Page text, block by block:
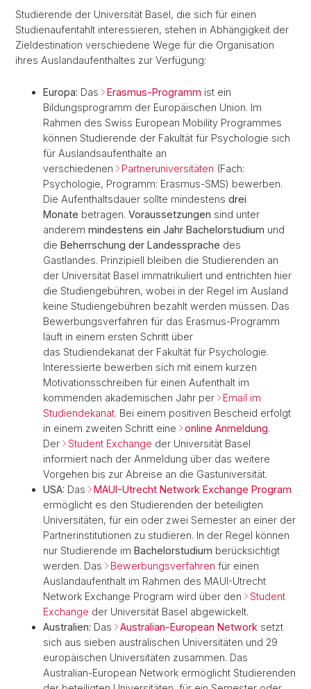
Studierende der Universität Basel, die sich für einen
Studienaufentahlt interessieren, stehen in Abhängigkeit der
Zieldestination verschiedene Wege für die Organisation
ihres Auslandaufenthaltes zur Verfügung:
Europa: Das Erasmus-Programm ist ein
Bildungsprogramm der Europäischen Union. Im
Rahmen des Swiss European Mobility Programmes
können Studierende der Fakultät für Psychologie sich
für Auslandsaufenthalte an
verschiedenen
Partneruniversitäten (Fach:
Psychologie, Programm: Erasmus-SMS) bewerben.
Die Aufenthaltsdauer sollte mindestens drei
Monate betragen. Voraussetzungen sind unter
anderem mindestens ein Jahr Bachelorstudium und
die Beherrschung der Landessprache des
Gastlandes. Prinzipiell bleiben die Studierenden an
der Universität Basel immatrikuliert und entrichten hier
die Studiengebühren, wobei in der Regel im Ausland
keine Studiengebühren bezahlt werden müssen. Das
Bewerbungsverfahren für das Erasmus-Programm
läuft in einem ersten Schritt über
das Studiendekanat der Fakultät für Psychologie.
Interessierte bewerben sich mit einem kurzen
Motivationsschreiben für einen Aufenthalt im
kommenden akademischen Jahr per
Email im
Studiendekanat. Bei einem positiven Bescheid erfolgt
in einem zweiten Schritt eine
online Anmeldung.
Der
Student Exchange der Universität Basel
informiert nach der Anmeldung über das weitere
Vorgehen bis zur Abreise an die Gastuniversität.
USA: Das
MAUI-Utrecht Network Exchange Program
ermöglicht es den Studierenden der beteiligten
Universitäten, für ein oder zwei Semester an einer der
Partnerinstitutionen zu studieren. In der Regel können
nur Studierende im Bachelorstudium berücksichtigt
werden. Das
Bewerbungsverfahren für einen
Auslandaufenthalt im Rahmen des MAUI-Utrecht
Network Exchange Program wird über den
Student
Exchange der Universität Basel abgewickelt.
Australien: Das Australian-European Network setzt
sich aus sieben australischen Universitäten und 29
europäischen Universitäten zusammen. Das
Australian-European Network ermöglicht Studierenden